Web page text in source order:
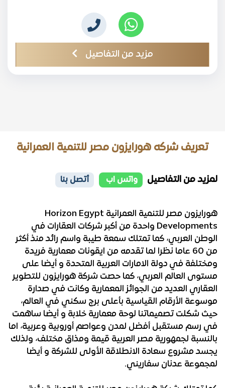
مزيد من التفاصيل
تعريف شركه هورايزون مصر للتنمية العمرانية
لمزيد من التفاصيل واتس اب أتصل بنا
هورايزون مصر للتنمية العمرانية Horizon Egypt
Developments واحدة من أكبر شركات العقارات في
الوطن العربي، كما تمتلك سمعة طيبة واسم رائد منذ أكثر
من 60 عاما نظرا لما تقدمه من ايقونات معمارية فريدة
ومختلفة في دولة الامارات العربية المتحدة و أيضا على
مستوى العالم العربي، كما حصت شركة هورايزون للتطوير
العقاري العديد من الجوائز المعمارية وكانت في صدارة
موسوعة الأرقام القياسية بأعلى برج سكني في العالم،
حيث شكلت تصميماتنا لوحة معمارية خلابة و أيضا ساهمت
في رسم مستقبل أفضل لمدن وعواصم أوروبية وعربية، اما
بالنسبة لجمهورية مصر العربية قيمة ومذاق مختلف، ولذلك
يجسد مشروع سعادة الانطلاقة الأولى للشركة و أيضا
لمجموعة عدنان سفاريني.